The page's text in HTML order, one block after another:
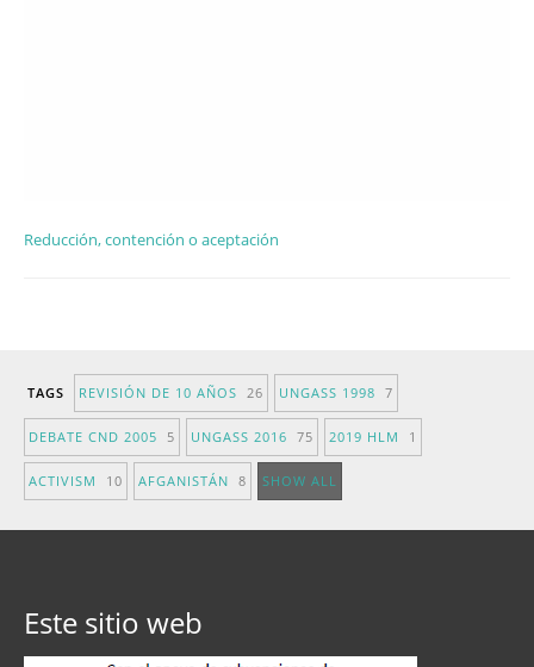
Reducción, contención o aceptación
TAGS REVISIÓN DE 10 AÑOS 26 UNGASS 1998 7
DEBATE CND 2005 5 UNGASS 2016 75 2019 HLM 1
ACTIVISM 10 AFGANISTÁN 8 SHOW ALL
Este sitio web